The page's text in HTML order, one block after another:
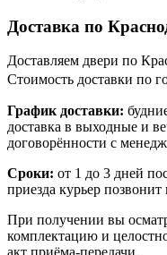
Доставка по
Доставляем двери по
Стоимость доставки по
График доставки:
доставка в выходные и
договорённости с
Сроки: от 1 до 3 дней
приезда курьер
При получении вы
комплектацию и